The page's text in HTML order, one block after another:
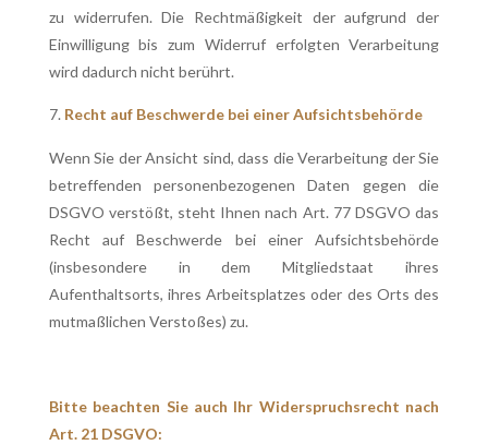
zu widerrufen. Die Rechtmäßigkeit der aufgrund der
Einwilligung bis zum Widerruf erfolgten Verarbeitung
wird dadurch nicht berührt.
Recht auf Beschwerde bei einer Aufsichtsbehörde
Wenn Sie der Ansicht sind, dass die Verarbeitung der Sie
betreffenden personenbezogenen Daten gegen die
DSGVO verstößt, steht Ihnen nach Art. 77 DSGVO das
Recht auf Beschwerde bei einer Aufsichtsbehörde
(insbesondere in dem Mitgliedstaat ihres
Aufenthaltsorts, ihres Arbeitsplatzes oder des Orts des
mutmaßlichen Verstoßes) zu.
Bitte beachten Sie auch Ihr Widerspruchsrecht nach
Art. 21 DSGVO: